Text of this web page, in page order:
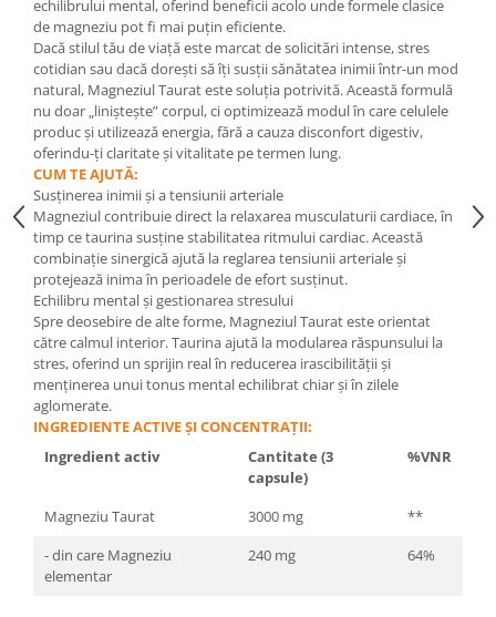
Cătină
Chlorella
Colina
Electroliti
Produse Apicole
Cacao
echilibrului mental, oferind beneficii acolo unde formele clasice
de magneziu pot fi mai puțin eficiente.
Dacă stilul tău de viață este marcat de solicitări intense, stres
cotidian sau dacă dorești să îți susții sănătatea inimii într-un mod
natural, Magneziul Taurat este soluția potrivită. Această formulă
nu doar „liniștește” corpul, ci optimizează modul în care celulele
produc și utilizează energia, fără a cauza disconfort digestiv,
oferindu-ți claritate și vitalitate pe termen lung.
CUM TE AJUTĂ:
Susținerea inimii și a tensiunii arteriale
Magneziul contribuie direct la relaxarea musculaturii cardiace, în
timp ce taurina susține stabilitatea ritmului cardiac. Această
combinație sinergică ajută la reglarea tensiunii arteriale și
protejează inima în perioadele de efort susținut.
Echilibru mental și gestionarea stresului
Spre deosebire de alte forme, Magneziul Taurat este orientat
către calmul interior. Taurina ajută la modularea răspunsului la
stres, oferind un sprijin real în reducerea irascibilității și
menținerea unui tonus mental echilibrat chiar și în zilele
aglomerate.
INGREDIENTE ACTIVE ȘI CONCENTRAȚII:
Ingredient activ
Cantitate (3
capsule)
%VNR
Magneziu Taurat 3000 mg
**
- din care Magneziu
elementar
240 mg 64%